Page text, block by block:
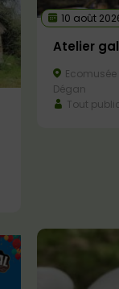
10 août
Atelier
Ecomusée
Dégan
Tout public